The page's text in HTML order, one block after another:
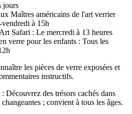
jours
Maîtres américains de l'art verrier
à 15h
Safari : Le mercredi à 13 heures
verre pour les enfants : Tous les
les pièces de verre exposées et
instructifs.
Découvrez des trésors cachés dans
; convient à tous les âges.